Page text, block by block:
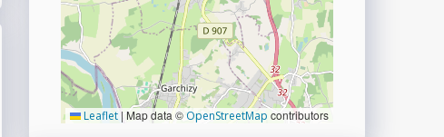
Leaflet | Map data © OpenStreetMap contributors